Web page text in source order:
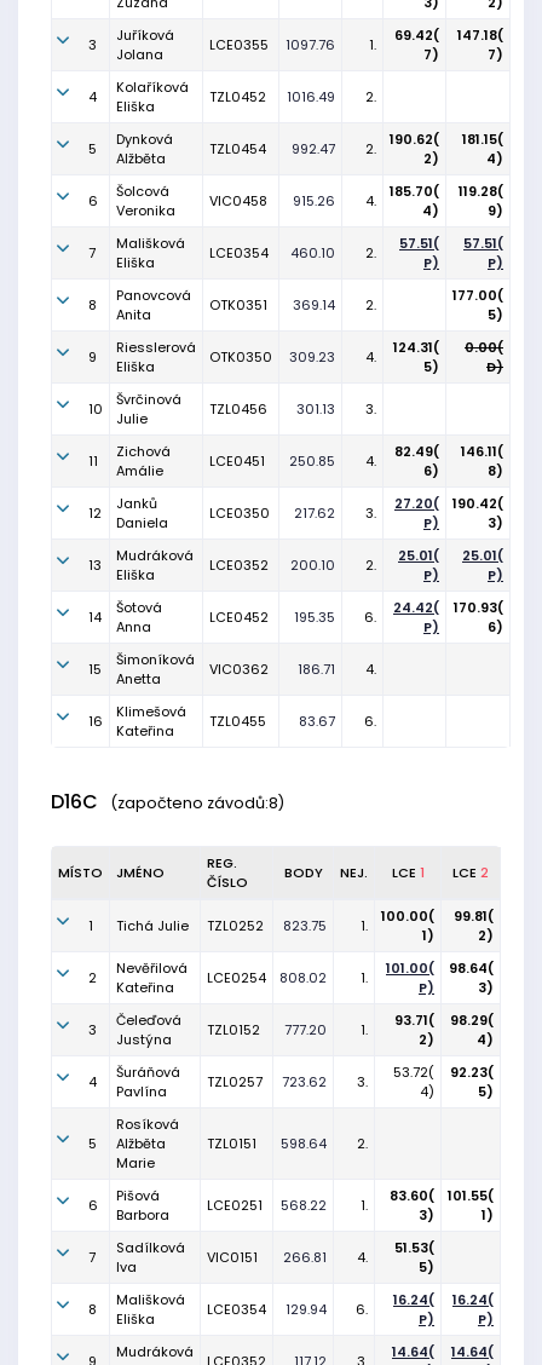
3
Juříková
Jolana
LCE0355 1097.76 1.
69.42(
7)
147.18(
7)
4
Kolaříková
Eliška
TZL0452 1016.49 2.
5
Dynková
Alžběta
TZL0454 992.47 2.
190.62(
2)
181.15(
4)
6
Šolcová
Veronika
VIC0458 915.26 4.
185.70(
4)
119.28(
9)
7
Mališková
Eliška
LCE0354 460.10 2.
57.51(
P)
57.51(
P)
8
Panovcová
Anita
OTK0351 369.14 2.
177.00(
5)
9
Riesslerová
Eliška
OTK0350 309.23 4.
124.31(
5)
0.00(
D)
10
Švrčinová
Julie
TZL0456 301.13 3.
11
Zichová
Amálie
LCE0451 250.85 4.
82.49(
6)
146.11(
8)
12
Janků
Daniela
LCE0350 217.62 3.
27.20(
P)
190.42(
3)
13
Mudráková
Eliška
LCE0352 200.10 2.
25.01(
P)
25.01(
P)
14
Šotová
Anna
LCE0452 195.35 6.
24.42(
P)
170.93(
6)
15
Šimoníková
Anetta
VIC0362 186.71 4.
16
Klimešová
Kateřina
TZL0455 83.67 6.
D16C (započteno závodů:8)
MÍSTO JMÉNO
REG.
ČÍSLO
BODY NEJ. LCE 1 LCE 2
1 Tichá Julie TZL0252 823.75 1.
100.00(
1)
99.81(
2)
2
Nevěřilová
Kateřina
LCE0254 808.02 1.
101.00(
P)
98.64(
3)
3
Čeleďová
Justýna
TZL0152 777.20 1.
93.71(
2)
98.29(
4)
4
Šuráňová
Pavlína
TZL0257 723.62 3.
53.72(
4)
92.23(
5)
5
Rosíková
Alžběta
Marie
TZL0151 598.64 2.
6
Pišová
Barbora
LCE0251 568.22 1.
83.60(
3)
101.55(
1)
7
Sadílková
Iva
VIC0151 266.81 4.
51.53(
5)
8
Mališková
Eliška
LCE0354 129.94 6.
16.24(
P)
16.24(
P)
Mudráková
14.64(
14.64(